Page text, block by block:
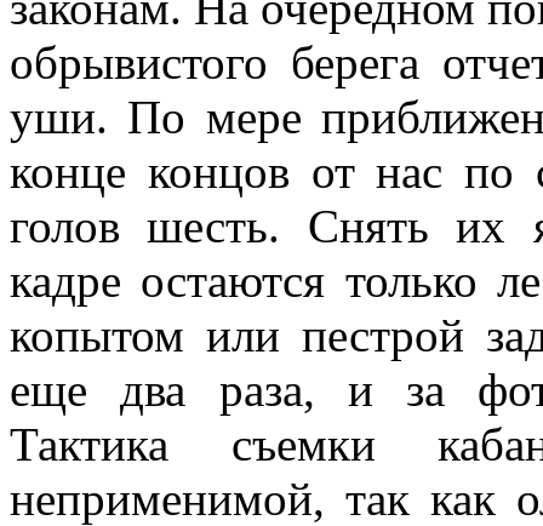
обрывистого берега
уши. По мере
конце концов от нас по
голов шесть. Снять их
кадре остаются только
копытом или пестрой
еще два раза, и за
Тактика съемки
неприменимой, так как